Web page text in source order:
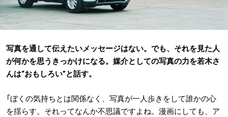
写真を通して伝えたいメッセージはない。でも、それを見た人
が何かを思うきっかけになる。媒介としての写真の力を若木さ
んは“おもしろい”と話す。
「ぼくの気持ちとは関係なく、写真が一人歩きをして誰かの心
を揺らす。それってなんか不思議ですよね。漫画にしても、ア